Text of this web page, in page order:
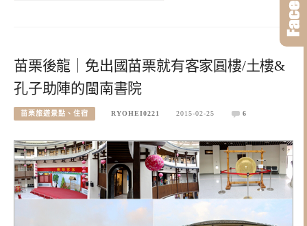
苗栗後龍｜免出國苗栗就有客家圓樓/土樓&
孔子助陣的閩南書院
苗栗旅遊景點、住宿 RYOHEI0221 2015-02-25 6